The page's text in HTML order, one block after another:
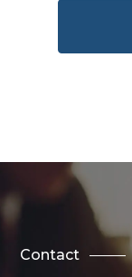
Contact